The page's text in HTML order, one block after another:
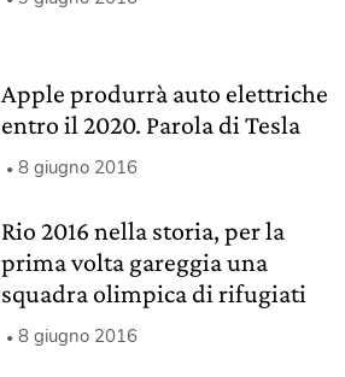
Apple produrrà auto elettriche
entro il 2020. Parola di Tesla
8 giugno 2016
Rio 2016 nella storia, per la
prima volta gareggia una
squadra olimpica di rifugiati
8 giugno 2016